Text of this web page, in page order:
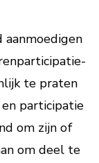
te praten
participatie
om zijn of
om deel te